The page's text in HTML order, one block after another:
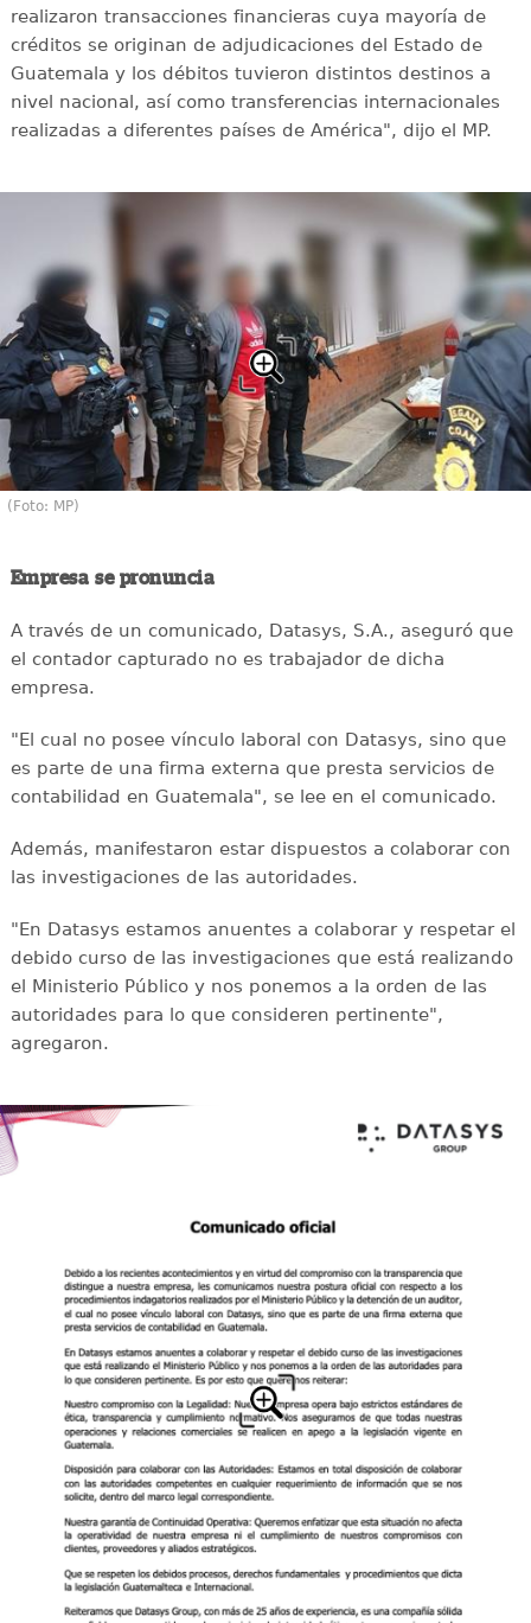
realizaron transacciones financieras cuya mayoría de
créditos se originan de adjudicaciones del Estado de
Guatemala y los débitos tuvieron distintos destinos a
nivel nacional, así como transferencias internacionales
realizadas a diferentes países de América", dijo el MP.
(Foto: MP)
Empresa se pronuncia
A través de un comunicado, Datasys, S.A., aseguró que
el contador capturado no es trabajador de dicha
empresa.
"El cual no posee vínculo laboral con Datasys, sino que
es parte de una firma externa que presta servicios de
contabilidad en Guatemala", se lee en el comunicado.
Además, manifestaron estar dispuestos a colaborar con
las investigaciones de las autoridades.
"En Datasys estamos anuentes a colaborar y respetar el
debido curso de las investigaciones que está realizando
el Ministerio Público y nos ponemos a la orden de las
autoridades para lo que consideren pertinente",
agregaron.